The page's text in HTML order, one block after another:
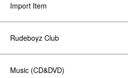
Import Item
Rudeboyz Club
Music (CD&DVD)